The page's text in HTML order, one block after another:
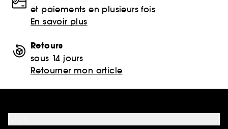
et paiements en plusieurs fois
En savoir plus
Retours
sous 14 jours
Retourner mon article